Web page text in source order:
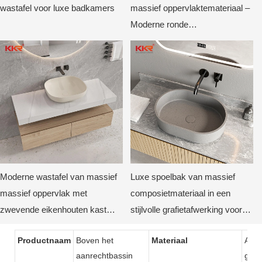
wastafel voor luxe badkamers
massief oppervlaktemateriaal –
Moderne ronde
opbouwspoelbak voor luxe
badkamers
Moderne wastafel van massief
massief oppervlak met
zwevende eikenhouten kast
gemonteerde wastafel van KKR
Luxe spoelbak van massief
composietmateriaal in een
stijlvolle grafietafwerking voor
appartementenprojecten.
Productnaam
Boven het
aanrechtbassin
Materiaal